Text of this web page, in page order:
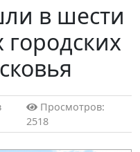
в шести
Просмотров:
2518